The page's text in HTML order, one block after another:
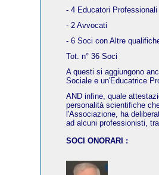
- 4 Educatori Professionali
- 2 Avvocati
- 6 Soci con Altre
Tot. n° 36 Soci
A questi si aggiungono
Sociale e un'Educatrice
AND infine, quale
personalità scientifiche
l'Associazione, ha
ad alcuni professionisti,
SOCI ONORARI :